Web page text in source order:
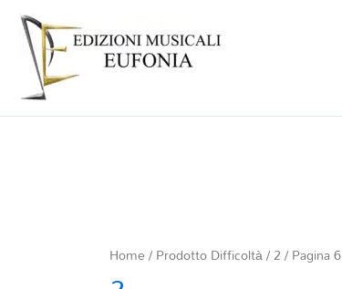
Home/ Prodotto Difficoltà /2/ Pagina 6